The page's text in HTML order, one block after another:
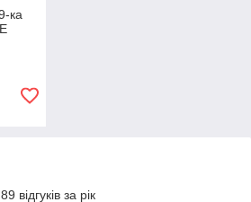
ка
відгуків за рік